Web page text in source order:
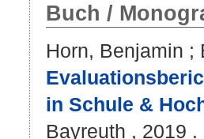
Buch /
Horn, Benjamin ;
in Schule &
Bayreuth , 2019 .